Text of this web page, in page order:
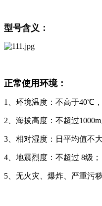
型号含义：
正常使用环境：
1、环境温度：不高于40℃
2、海拔高度：不超过
3、相对湿度：日平均值不
4、地震烈度：不超过 8级；
5、无火灾、爆炸、严重污